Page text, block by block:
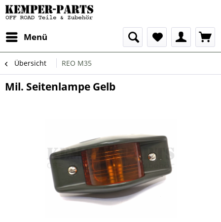
Menü
Übersicht REO M35
Mil. Seitenlampe Gelb